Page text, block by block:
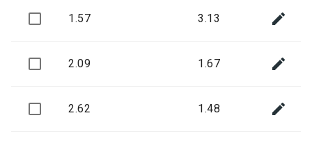
1.57 3.13 
2.09 1.67 
2.62 1.48 